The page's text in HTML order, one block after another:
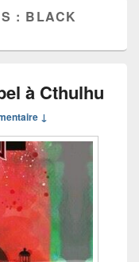
: BLACK
à Cthulhu
↓